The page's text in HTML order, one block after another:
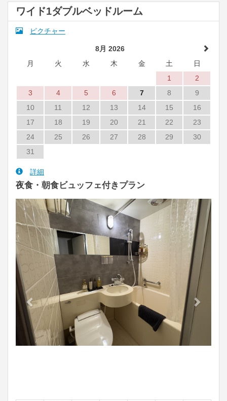
ワイド1ダブルベッドルーム
ピクチャー
8月 2026
月
火 水 木 金 土
日
1
2
3
4 5 6 7 8
9
10
11 12 13 14 15
16
17
18 19 20 21 22
23
24
25 26 27 28 29
30
31
詳細
夜食・朝食ビュッフェ付きプラン
Previous Next